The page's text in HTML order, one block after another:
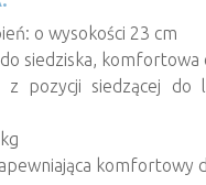
o wysokości 23 cm
siedziska, komfortowa
pozycji siedzącej do
komfortowy